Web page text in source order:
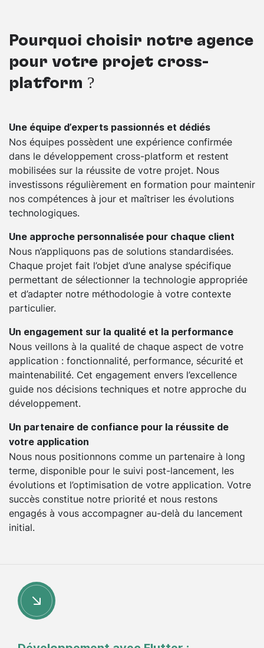
Pourquoi choisir notre agence
pour votre projet cross-
platform ?
Une équipe d’experts passionnés et dédiés
Nos équipes possèdent une expérience confirmée
dans le développement cross-platform et restent
mobilisées sur la réussite de votre projet. Nous
investissons régulièrement en formation pour maintenir
nos compétences à jour et maîtriser les évolutions
technologiques.
Une approche personnalisée pour chaque client
Nous n’appliquons pas de solutions standardisées.
Chaque projet fait l’objet d’une analyse spécifique
permettant de sélectionner la technologie appropriée
et d’adapter notre méthodologie à votre contexte
particulier.
Un engagement sur la qualité et la performance
Nous veillons à la qualité de chaque aspect de votre
application : fonctionnalité, performance, sécurité et
maintenabilité. Cet engagement envers l’excellence
guide nos décisions techniques et notre approche du
développement.
Un partenaire de confiance pour la réussite de
votre application
Nous nous positionnons comme un partenaire à long
terme, disponible pour le suivi post-lancement, les
évolutions et l’optimisation de votre application. Votre
succès constitue notre priorité et nous restons
engagés à vous accompagner au-delà du lancement
initial.